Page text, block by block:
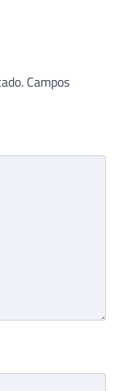
Campos